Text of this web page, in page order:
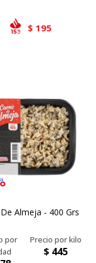
$ 195
Almeja - 400 Grs
$ 445